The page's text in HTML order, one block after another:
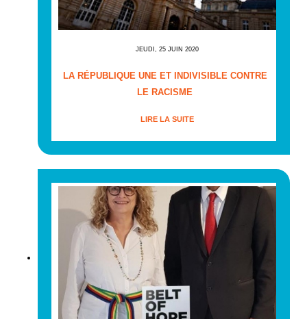
JEUDI, 25 JUIN 2020
LA RÉPUBLIQUE UNE ET INDIVISIBLE CONTRE
LE RACISME
LIRE LA SUITE